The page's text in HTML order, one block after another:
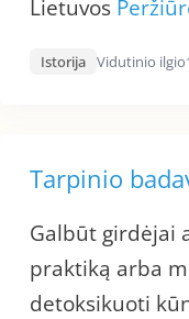
Lietuvos
Istorija Vidutinio ilgio
Tarpinio
Galbūt girdėjai
praktiką arba
detoksikuoti